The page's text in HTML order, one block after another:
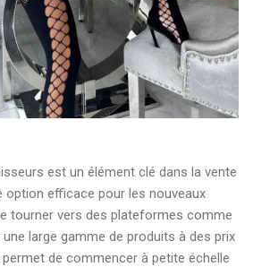
est un élément clé dans la vente
option efficace pour les nouveaux
tourner vers des plateformes comme
large gamme de produits à des prix
de commencer à petite échelle